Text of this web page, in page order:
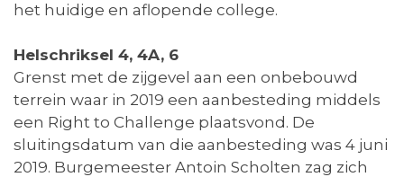
het huidige en aflopende college.
Helschriksel 4, 4A, 6
Grenst met de zijgevel aan een onbebouwd
terrein waar in 2019 een aanbesteding middels
een Right to Challenge plaatsvond. De
sluitingsdatum van die aanbesteding was 4 juni
2019. Burgemeester Antoin Scholten zag zich